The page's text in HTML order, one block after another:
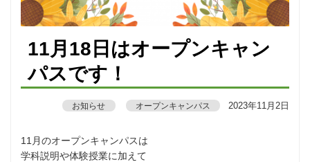
11月18日はオープンキャン
パスです！
お知らせ オープンキャンパス 2023年11月2日
11月のオープンキャンパスは
学科説明や体験授業に加えて